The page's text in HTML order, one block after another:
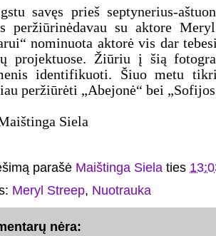
savęs prieš septynerius-
peržiūrinėdavau su aktore
nominuota aktorė vis dar
projektuose. Žiūriu į šią
identifikuoti. Šiuo metu
peržiūrėti „Abejonė“ bei
Siela
parašė Maištinga Siela ties
Meryl Streep, Nuotrauka
nėra: